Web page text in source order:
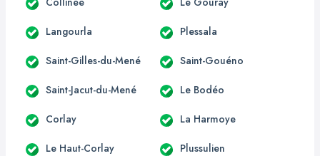
Langourla Plessala
Saint-Gilles-du-Mené Saint-Gouéno
Saint-Jacut-du-Mené Le Bodéo
Corlay La Harmoye
Le Haut-Corlay Plussulien